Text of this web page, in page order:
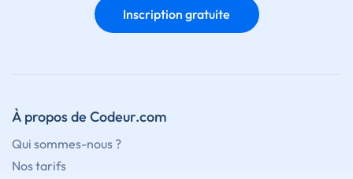
Inscription gratuite
À propos de Codeur.com
Qui sommes-nous ?
Nos tarifs